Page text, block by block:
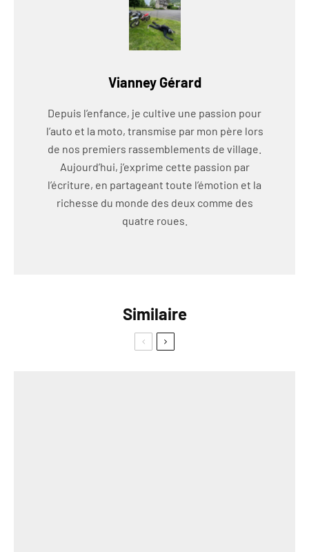
Vianney Gérard
Depuis l’enfance, je cultive une passion pour
l’auto et la moto, transmise par mon père lors
de nos premiers rassemblements de village.
Aujourd’hui, j’exprime cette passion par
l’écriture, en partageant toute l’émotion et la
richesse du monde des deux comme des
quatre roues.
Similaire